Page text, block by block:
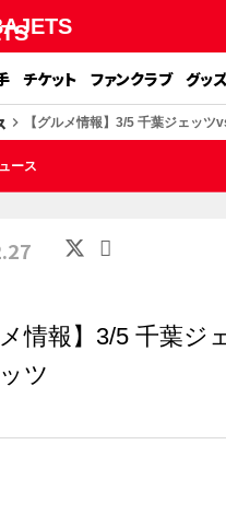
チケット ファンクラブ グッ
keyboard_arrow_right 【グルメ情報】3/5 千葉ジェッツ
ース
メ情報】3/5 千葉ジ
ツ